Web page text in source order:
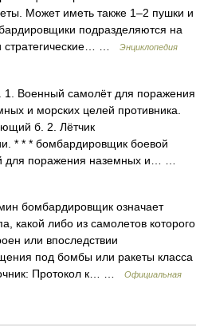
Может иметь также 1–2 пушки и
подразделяются на
стратегические… …
Энциклопедия
Военный самолёт для поражения
и морских целей противника.
б. 2. Лётчик
* * * бомбардировщик боевой
для поражения наземных и… …
бомбардировщик означает
какой либо из самолетов которого
или впоследствии
под бомбы или ракеты класса
Протокол к… …
Официальная